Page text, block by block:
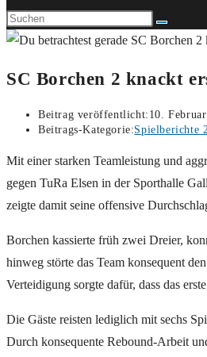
SC Borchen 2 knackt
Beitrag veröffentlicht: 10.
Beitrags-Kategorie:Spielberichte
Mit einer starken Teamleistung und
gegen TuRa Elsen in der Sporthalle
zeigte damit seine offensive
Borchen kassierte früh zwei Dreier,
hinweg störte das Team konsequent
Verteidigung sorgte dafür, dass das
Die Gäste reisten lediglich mit sechs
Durch konsequente Rebound-Arbeit